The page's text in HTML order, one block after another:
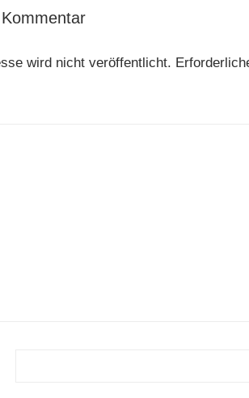
wird nicht veröffentlicht.